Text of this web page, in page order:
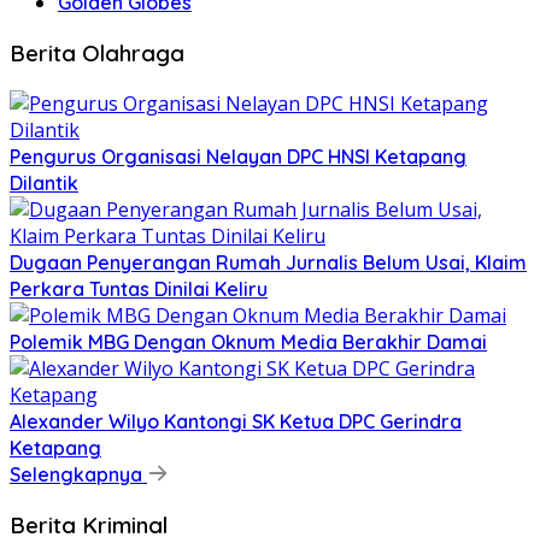
Berita Olahraga
Pengurus Organisasi Nelayan DPC HNSI Ketapang
Dilantik
Dugaan Penyerangan Rumah Jurnalis Belum Usai, Klaim
Perkara Tuntas Dinilai Keliru
Polemik MBG Dengan Oknum Media Berakhir Damai
Alexander Wilyo Kantongi SK Ketua DPC Gerindra
Ketapang
Selengkapnya
Berita Kriminal